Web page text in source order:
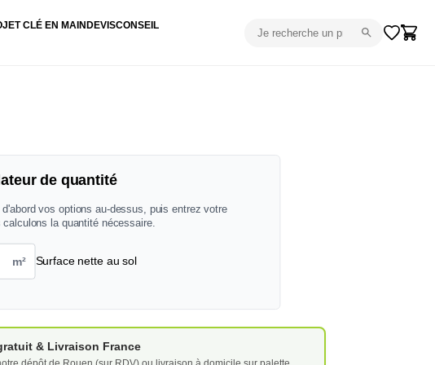
CLÉ EN MAIN DEVISCONSEIL
de quantité
vos options au-dessus, puis entrez votre
calculons la quantité nécessaire.
m² Surface nette au sol
& Livraison France